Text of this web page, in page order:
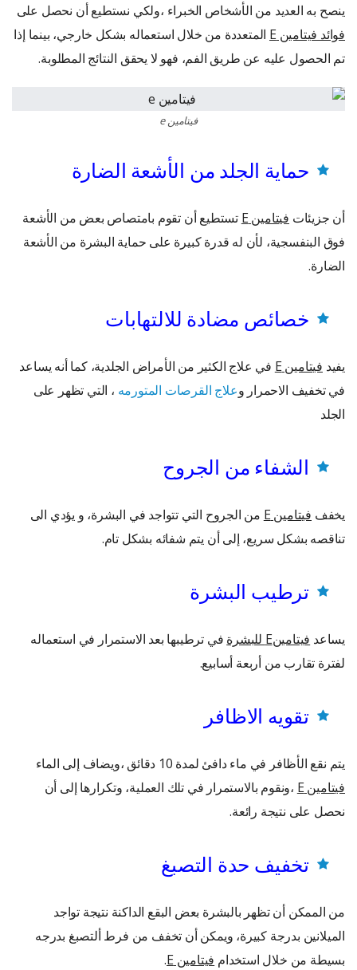
ينصح به العديد من الأشخاص الخبراء ،ولكي نستطيع أن نحصل على
فوائد فيتامينE المتعددة من خلال استعماله بشكل خارجي، بينما إذا
تم الحصول عليه عن طريق الفم، فهو لا يحقق النتائج المطلوبة.
فيتامين e
حماية الجلد من الأشعة الضارة
أن جزيئات فيتامينE تستطيع أن تقوم بامتصاص بعض من الأشعة
فوق البنفسجية، لأن له قدرة كبيرة على حماية البشرة من الأشعة
الضارة.
خصائص مضادة للالتهابات
يفيد فيتامينE في علاج الكثير من الأمراض الجلدية، كما أنه يساعد
في تخفيف الاحمرار وعلاج القرصات المتورمه ، التي تظهر على
الجلد
الشفاء من الجروح
يخفف فيتامينE من الجروح التي تتواجد في البشرة، و يؤدي الى
تناقصه بشكل سريع، إلى أن يتم شفائه بشكل تام.
ترطيب البشرة
يساعد فيتامينE للبشرة في ترطيبها بعد الاستمرار في استعماله
لفترة تقارب من أربعة أسابيع.
تقويه الاظافر
يتم نقع الأظافر في ماء دافئ لمدة 10 دقائق ،ويضاف إلى الماء
فيتامينE ،ونقوم بالاستمرار في تلك العملية، وتكرارها إلى أن
نحصل على نتيجة رائعة.
تخفيف حدة التصبغ
من الممكن أن تظهر بالبشرة بعض البقع الداكنة نتيجة تواجد
الميلانين بدرجة كبيرة، ويمكن أن تخفف من فرط ألتصبغ بدرجه
بسيطة من خلال استخدام فيتامينE
.